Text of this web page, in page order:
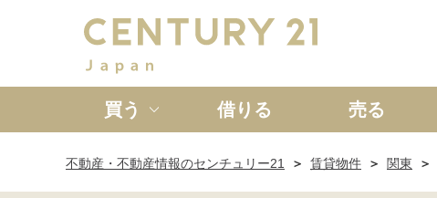
買う
新築一戸建て 中古一戸建て
借りる 売る
不動産・不動産情報のセンチュリー21 賃貸物件 関東